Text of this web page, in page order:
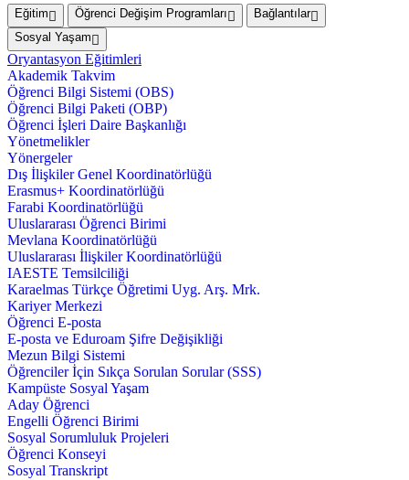
Eğitim Öğrenci Değişim Programları
Bağlantılar
Sosyal Yaşam
Oryantasyon Eğitimleri
Akademik Takvim
Öğrenci Bilgi Sistemi (OBS)
Öğrenci Bilgi Paketi (OBP)
Öğrenci İşleri Daire Başkanlığı
Yönetmelikler
Yönergeler
Dış İlişkiler Genel Koordinatörlüğü
Erasmus+ Koordinatörlüğü
Farabi Koordinatörlüğü
Uluslararası Öğrenci Birimi
Mevlana Koordinatörlüğü
Uluslararası İlişkiler Koordinatörlüğü
IAESTE Temsilciliği
Karaelmas Türkçe Öğretimi Uyg. Arş. Mrk.
Kariyer Merkezi
Öğrenci E-posta
E-posta ve Eduroam Şifre Değişikliği
Mezun Bilgi Sistemi
Öğrenciler İçin Sıkça Sorulan Sorular (SSS)
Kampüste Sosyal Yaşam
Aday Öğrenci
Engelli Öğrenci Birimi
Sosyal Sorumluluk Projeleri
Öğrenci Konseyi
Sosyal Transkript